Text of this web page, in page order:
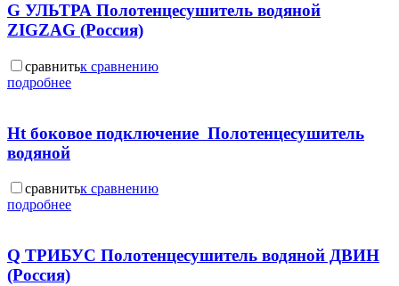
G УЛЬТРА Полотенцесушитель водяной
ZIGZAG (Россия)
сравнитьк сравнению
подробнее
Ht боковое подключение Полотенцесушитель
водяной
сравнитьк сравнению
подробнее
Q ТРИБУС Полотенцесушитель водяной ДВИН
(Россия)